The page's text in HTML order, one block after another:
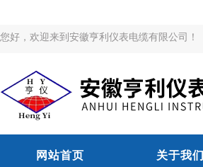
您好，欢迎来到安徽亨利仪表电缆有限公司！
网站首页 关于我们